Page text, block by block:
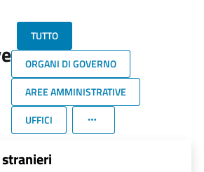
TUTTO
ORGANI DI GOVERNO
AREE AMMINISTRATIVE
UFFICI